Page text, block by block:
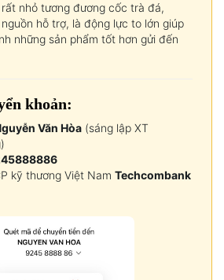
nhỏ tương đương cốc trà đá,
hỗ trợ, là động lực to lớn giúp
những sản phẩm tốt hơn gửi đến
khoản:
Văn Hòa (sáng lập XT
kỹ thương Việt Nam Techcombank